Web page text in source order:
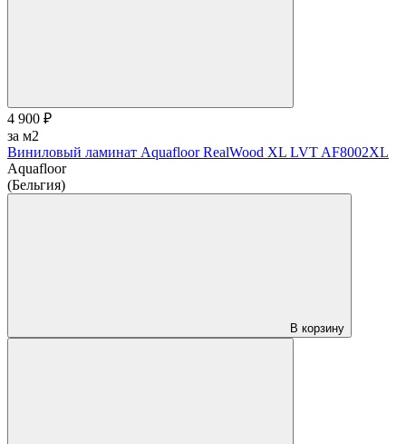
4 900 ₽
за м2
Виниловый ламинат Aquafloor RealWood XL LVT AF8002XL
Aquafloor
(Бельгия)
В корзину